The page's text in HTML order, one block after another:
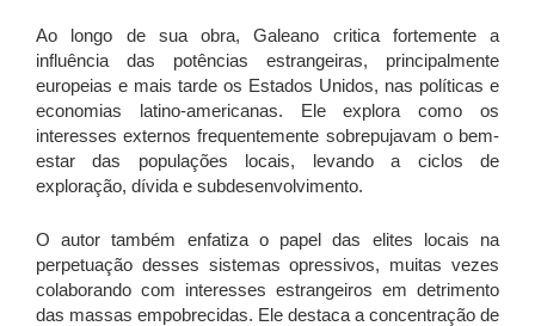
Ao longo de sua obra, Galeano critica fortemente a
influência das potências estrangeiras, principalmente
europeias e mais tarde os Estados Unidos, nas políticas e
economias latino-americanas. Ele explora como os
interesses externos frequentemente sobrepujavam o bem-
estar das populações locais, levando a ciclos de
exploração, dívida e subdesenvolvimento.
O autor também enfatiza o papel das elites locais na
perpetuação desses sistemas opressivos, muitas vezes
colaborando com interesses estrangeiros em detrimento
das massas empobrecidas. Ele destaca a concentração de